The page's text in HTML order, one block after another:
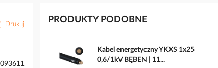
Drukuj PRODUKTY PODOBNE
Kabel energetyczny YKXS 1x25
0,6/1kV BĘBEN | 11...